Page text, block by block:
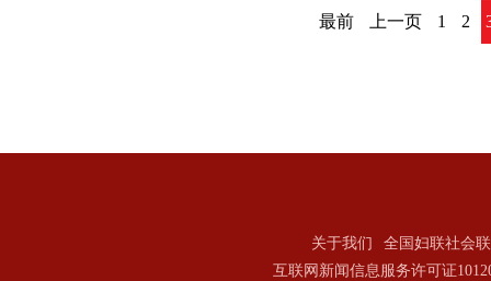
最前 上一页 1 2
关于我们
全国妇联社会
互联网新闻信息服务许可证